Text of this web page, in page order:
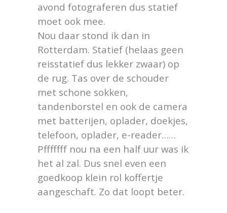
avond fotograferen dus statief
moet ook mee.
Nou daar stond ik dan in
Rotterdam. Statief (helaas geen
reisstatief dus lekker zwaar) op
de rug. Tas over de schouder
met schone sokken,
tandenborstel en ook de camera
met batterijen, oplader, doekjes,
telefoon, oplader, e-reader……
Pfffffff nou na een half uur was ik
het al zal. Dus snel even een
goedkoop klein rol koffertje
aangeschaft. Zo dat loopt beter.